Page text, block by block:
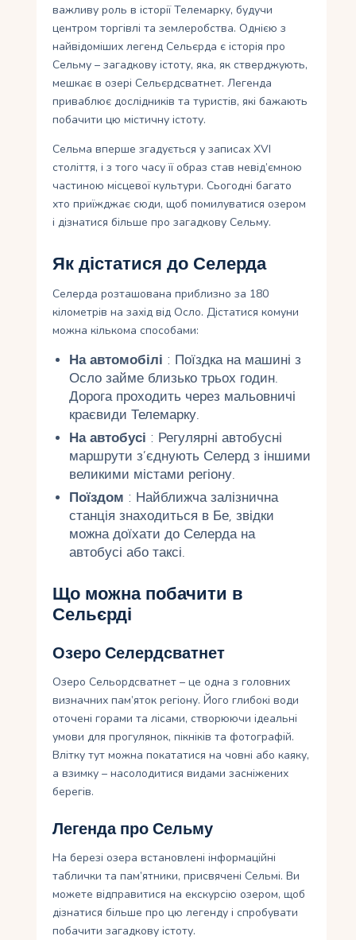
важливу роль в історії Телемарку, будучи
центром торгівлі та землеробства. Однією з
найвідоміших легенд Сельєрда є історія про
Сельму – загадкову істоту, яка, як стверджують,
мешкає в озері Сельєрдсватнет. Легенда
приваблює дослідників та туристів, які бажають
побачити цю містичну істоту.
Сельма вперше згадується у записах XVI
століття, і з того часу її образ став невід’ємною
частиною місцевої культури. Сьогодні багато
хто приїжджає сюди, щоб помилуватися озером
і дізнатися більше про загадкову Сельму.
Як дістатися до Селерда
Селерда розташована приблизно за 180
кілометрів на захід від Осло. Дістатися комуни
можна кількома способами:
На автомобілі : Поїздка на машині з
Осло займе близько трьох годин.
Дорога проходить через мальовничі
краєвиди Телемарку.
На автобусі : Регулярні автобусні
маршрути з’єднують Селерд з іншими
великими містами регіону.
Поїздом : Найближча залізнична
станція знаходиться в Бе, звідки
можна доїхати до Селерда на
автобусі або таксі.
Що можна побачити в
Сельєрді
Озеро Селердсватнет
Озеро Сельордсватнет – це одна з головних
визначних пам’яток регіону. Його глибокі води
оточені горами та лісами, створюючи ідеальні
умови для прогулянок, пікніків та фотографій.
Влітку тут можна покататися на човні або каяку,
а взимку – насолодитися видами засніжених
берегів.
Легенда про Сельму
На березі озера встановлені інформаційні
таблички та пам’ятники, присвячені Сельмі. Ви
можете відправитися на екскурсію озером, щоб
дізнатися більше про цю легенду і спробувати
побачити загадкову істоту.